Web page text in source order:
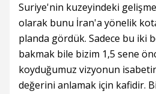
Suriye'nin kuzeyindeki
olarak bunu İran'a yönelik
planda gördük. Sadece bu iki
bakmak bile bizim 1,5 sene
koyduğumuz vizyonun
değerini anlamak için kafidir.